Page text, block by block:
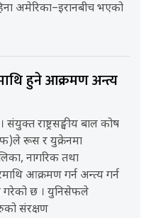
अमेरिका–इरानबीच भएको
हुने आक्रमण अन्त्य
संयुक्त राष्ट्रसङ्घीय बाल कोष
रूस र युक्रेनमा
नागरिक तथा
आक्रमण गर्न अन्त्य गर्न
गरेको छ । युनिसेफले
संरक्षण